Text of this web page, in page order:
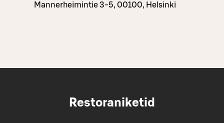
Mannerheimintie 3-5, 00100, Helsinki
Restoraniketid